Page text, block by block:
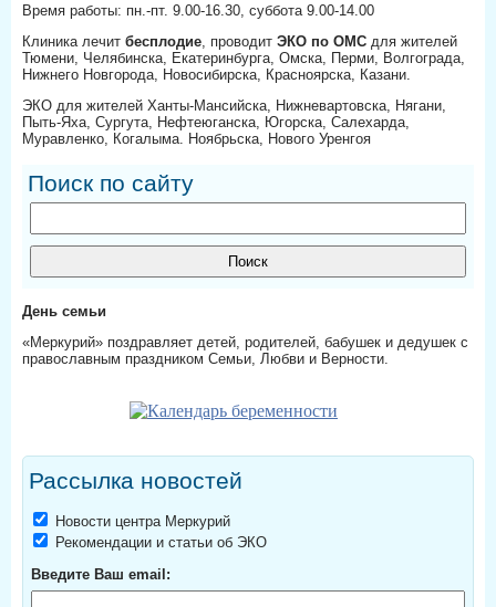
Время работы: пн.-пт. 9.00-16.30, суббота 9.00-14.00
Клиника лечит бесплодие, проводит ЭКО по ОМС для жителей
Тюмени, Челябинска, Екатеринбурга, Омска, Перми, Волгограда,
Нижнего Новгорода, Новосибирска, Красноярска, Казани.
ЭКО для жителей Ханты-Мансийска, Нижневартовска, Нягани,
Пыть-Яха, Сургута, Нефтеюганска, Югорска, Салехарда,
Муравленко, Когалыма. Ноябрьска, Нового Уренгоя
Поиск по сайту
День семьи
«Меркурий» поздравляет детей, родителей, бабушек и дедушек с
православным праздником Семьи, Любви и Верности.
Рассылка новостей
Новости центра Меркурий
Рекомендации и статьи об ЭКО
Введите Ваш email: